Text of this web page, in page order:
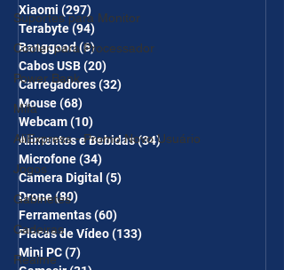
Suportes para Monitor
Cooler para Processador
Power Bank
Mifa
AliExpress - Promo Novo Usuário
Jogos
Gabinetes
Cadeiras
Realme
Xiaomi (297) 297 posts
Terabyte(94)
Banggood(6)6 posts
Cabos USB(20)
Carregadores(32)
Mouse(68)
Webcam(10)
Alimentos e Bebidas(34)34 posts
Microfone(34)
Câmera Digital (5)
Drone(80)
Ferramentas(60)
Placas de Vídeo(133)
Mini PC(7)